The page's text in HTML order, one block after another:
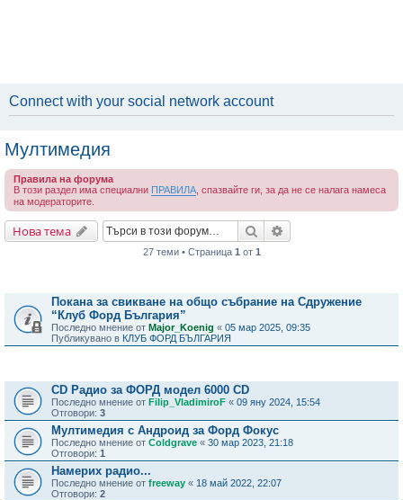
Connect with your social network account
Мултимедия
Правила на форума
В този раздел има специални ПРАВИЛА , спазвайте ги, за да не се налага намеса
на модераторите.
Нова тема Търсене
27 теми • Страница 1 от 1
Покана за свикване на общо събрание на Сдружение
“Клуб Форд България”
Последно мнение от Major_Koenig « 05 мар 2025, 09:35
Публикувано в КЛУБ ФОРД БЪЛГАРИЯ
CD Радио за ФОРД модел 6000 CD
Последно мнение от Filip_VladimiroF « 09 яну 2024, 15:54
Отговори: 3
Мултимедия с Андроид за Форд Фокус
Последно мнение от Coldgrave « 30 мар 2023, 21:18
Отговори: 1
Намерих радио...
Последно мнение от freeway « 18 май 2022, 22:07
Отговори: 2